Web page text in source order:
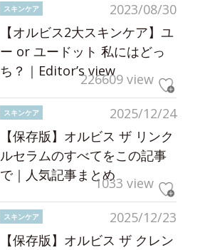
2023/08/30
スキンケア
【オルビス2大スキンケア】ユ
ー or ユードット 私にはどっ
ち？｜Editor’s view226609 view
2025/12/24
スキンケア
【保存版】オルビス ザ リンク
ルセラムのすべてをこの記事
で｜人気記事まとめ1033 view
2025/12/23
スキンケア
【保存版】オルビス ザ クレン